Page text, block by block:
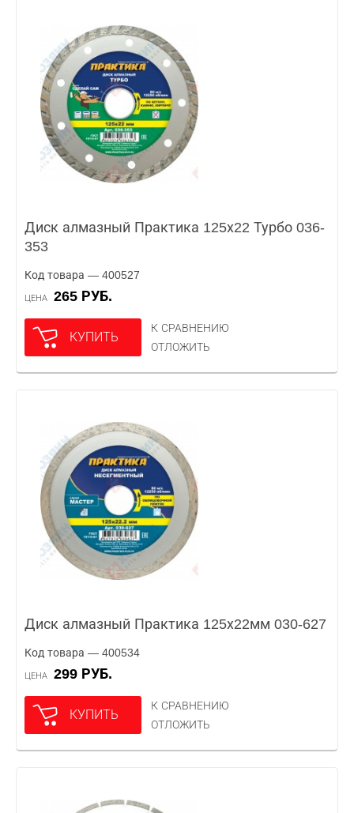
Диск алмазный Практика 125х22 Турбо 036-
353
Код товара — 400527
ЦЕНА 265 РУБ.
КУПИТЬ
К СРАВНЕНИЮ
ОТЛОЖИТЬ
Диск алмазный Практика 125х22мм 030-627
Код товара — 400534
ЦЕНА 299 РУБ.
КУПИТЬ
К СРАВНЕНИЮ
ОТЛОЖИТЬ